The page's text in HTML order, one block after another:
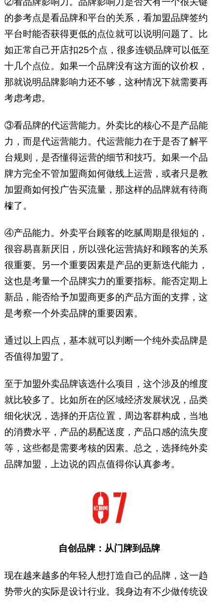
的参考点是看品牌和平台的关系，看加盟品牌签约
平台时能否获得更低的点位就可以说明问题了。比
如正常自己开店扣25个点，很多连锁品牌可以低至
十几个点位。如果一个品牌没有这方面的议价权，
那就说明品牌影响力还不够，这种情况下就需要再
考虑考虑。
③看品牌的代运营能力。外卖比的核心不是产品能
力，而是代运营能力。代运营能力在于是否了解平
台规则，是否懂得运营的细节和技巧。如果一个品
牌方完全不管加盟商如何做线上运营，或者只是教
加盟商如何投广告买流量，那这样的品牌就有待商
榷了。
④产品能力。外卖平台顾客的吃腻周期是很短的，
很容易喜新厌旧，所以强化运营搞好和顾客的关系
很重要。另一个重要因素是产品的更新迭代能力，
这也是考量一个品牌实力的重要指标。能否定期上
新品，能否给予加盟商更多的产品方面的支撑，这
是考察一个外卖品牌的重要因素。
通过以上四点，基本就可以判断一个纯外卖品牌是
否值得加盟了。
至于加盟外卖品牌该选什么项目，这个涉及的维度
就比较多了。比如所在的区域经济发展状况，品类
细化状况，选择的开店位置，周边客群构成，当地
的消费水平，产品的易配送度，产品口感的流失度
等，这些都是需要考核的因素。总之，选择纯外卖
品牌加盟，上边说的四点值得你认真参考。
自创品牌：从门牌到品牌
现在越来越多的年轻人想打造自己的品牌，这一趋
势带火的实际是设计行业。我身边有不少做传统设